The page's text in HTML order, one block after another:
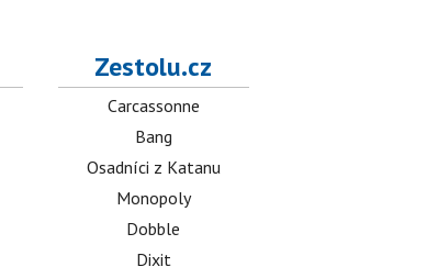
Zestolu.cz
Carcassonne
Bang
Osadníci z Katanu
Monopoly
Dobble
Dixit